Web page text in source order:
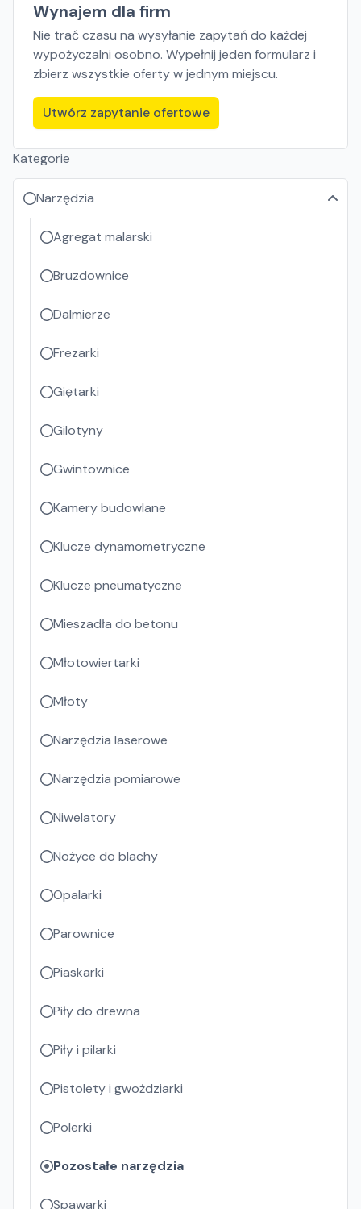
Wynajem dla firm
Nie trać czasu na wysyłanie zapytań do każdej
wypożyczalni osobno. Wypełnij jeden formularz i
zbierz wszystkie oferty w jednym miejscu.
Utwórz zapytanie ofertowe
Kategorie
Narzędzia
Agregat malarski
Bruzdownice
Dalmierze
Frezarki
Giętarki
Gilotyny
Gwintownice
Kamery budowlane
Klucze dynamometryczne
Klucze pneumatyczne
Mieszadła do betonu
Młotowiertarki
Młoty
Narzędzia laserowe
Narzędzia pomiarowe
Niwelatory
Nożyce do blachy
Opalarki
Parownice
Piaskarki
Piły do drewna
Piły i pilarki
Pistolety i gwożdziarki
Polerki
Pozostałe narzędzia
Spawarki